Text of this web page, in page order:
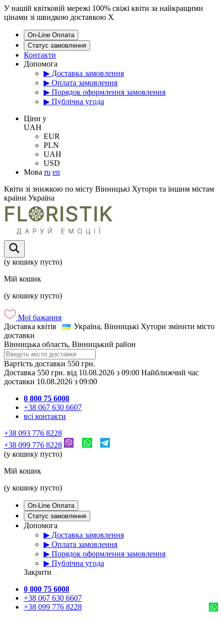
У нашій квітковій мережі 100% свіжі квіти за найкращими
цінами зі швидкою доставкою X
On-Line Оплата
Статус замовлення
Контакти
Допомога
▶ Доставка замовлення
▶ Оплата замовлення
▶ Порядок оформлення замовлення
▶ Публічна угода
Цiни у
UAH
EUR
PLN
UAH
USD
Мова ru en
Квіти зі знижкою по місту Вінницькі Хутори та іншим містам
країни Україна
(у кошику пусто)
Мій кошик
(у кошику пусто)
Мої бажання
Доставка квітів
Україна, Вінницькі Хутори змінити місто
доставки
Вінницька область, Вінницький район
Вартість доставки 550 грн.
Доставка 550 грн. від 10.08.2026 з 09:00 Найближчий час
доставки 10.08.2026 з 09:00
0 800 75 6008
+38 067 630 6607
всі контакти
+38 093 776 8228
+38 099 776 8228
(у кошику пусто)
Мій кошик
(у кошику пусто)
On-Line Оплата
Статус замовлення
Допомога
▶ Доставка замовлення
▶ Оплата замовлення
▶ Порядок оформлення замовлення
▶ Публічна угода
Закрити
0 800 75 6008
+38 067 630 6607
+38 099 776 8228